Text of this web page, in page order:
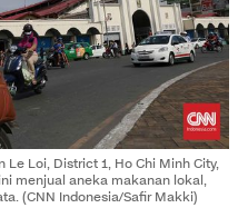
Le Loi, District 1, Ho Chi Minh City,
menjual aneka makanan lokal,
(CNN Indonesia/Safir Makki)